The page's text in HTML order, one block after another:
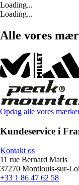
Loading...
Loading...
Alle vores
Opdag alle vores
Kundeservice i
Kontakt os
11 rue Bernard Maris
37270 Montlouis-sur-
+33 1 86 47 62 58